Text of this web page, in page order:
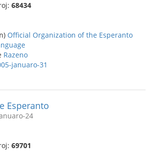
68434
Official Organization of the Esperanto
Razeno
januaro-31
Esperanto
24
69701